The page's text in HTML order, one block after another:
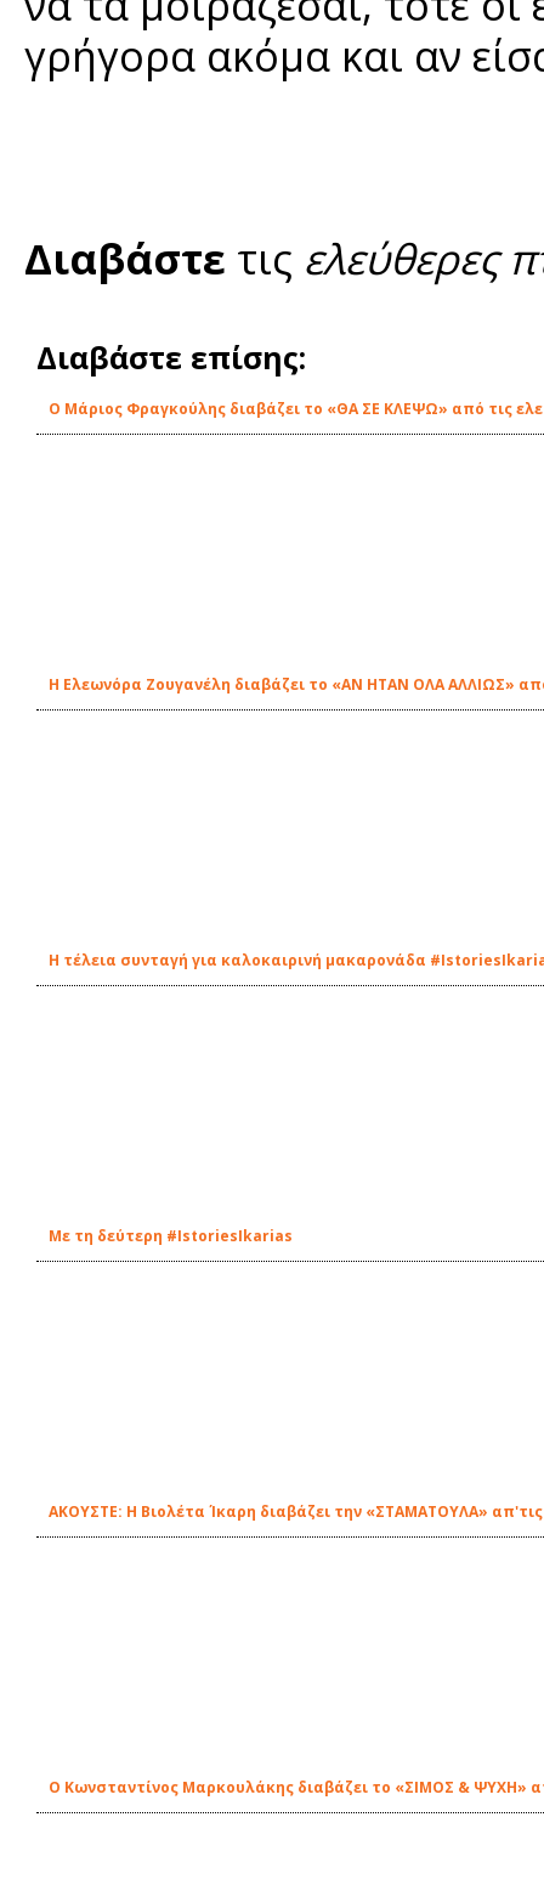
γρήγορα ακόμα και αν
Διαβάστε τις ελεύθερες
Διαβάστε επίσης:
O Μάριος Φραγκούλης διαβάζει το «ΘΑ ΣΕ ΚΛΕΨΩ» από τις
Η Ελεωνόρα Ζουγανέλη διαβάζει το «ΑΝ ΗΤΑΝ ΟΛΑ ΑΛΛΙΩΣ»
Η τέλεια συνταγή για καλοκαιρινή μακαρονάδα
Με τη δεύτερη #IstoriesIkarias
ΑΚΟΥΣΤΕ: Η Βιολέτα Ίκαρη διαβάζει την «ΣΤΑΜΑΤΟΥΛΑ»
Ο Κωνσταντίνος Μαρκουλάκης διαβάζει το «ΣΙΜΟΣ & ΨΥΧΗ»